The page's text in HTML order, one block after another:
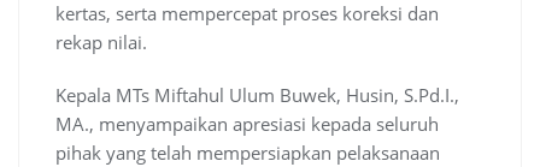
kertas, serta mempercepat proses koreksi dan
rekap nilai.
Kepala MTs Miftahul Ulum Buwek, Husin, S.Pd.I.,
MA., menyampaikan apresiasi kepada seluruh
pihak yang telah mempersiapkan pelaksanaan